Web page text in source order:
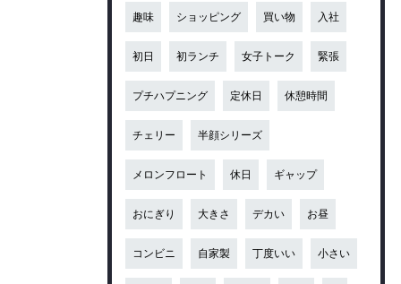
趣味 ショッピング 買い物 入社
初日 初ランチ 女子トーク 緊張
プチハプニング 定休日 休憩時間
チェリー 半顔シリーズ
メロンフロート 休日 ギャップ
おにぎり 大きさ デカい お昼
コンビニ 自家製 丁度いい 小さい